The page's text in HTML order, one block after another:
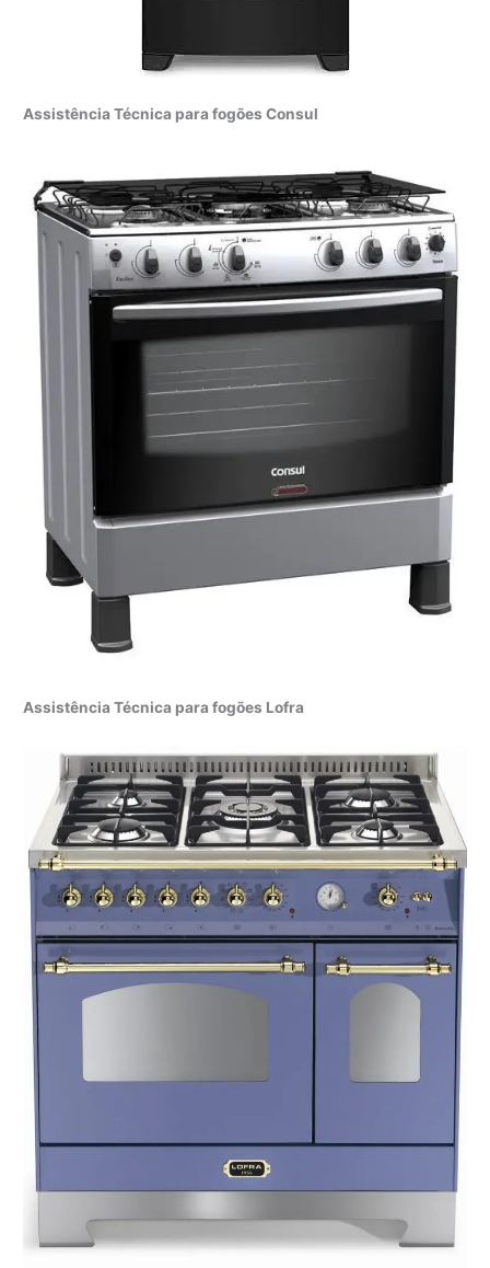
Assistência Técnica para fogões Consul
Assistência Técnica para fogões Lofra